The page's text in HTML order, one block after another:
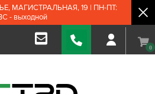
МАГИСТРАЛЬНАЯ, 19 | ПН-ПТ:
- выходной
0